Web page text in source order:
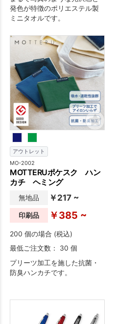
発色が特徴のポリエステル製
ミニタオルです。
アウトレット
MO-2002
MOTTERUポケスク ハン
カチ ヘミング
無地品 ￥217 ~
印刷品 ￥385 ~
200 個の場合 (税込)
最低ご注文数： 30 個
プリーツ加工を施した抗菌・
防臭ハンカチです。